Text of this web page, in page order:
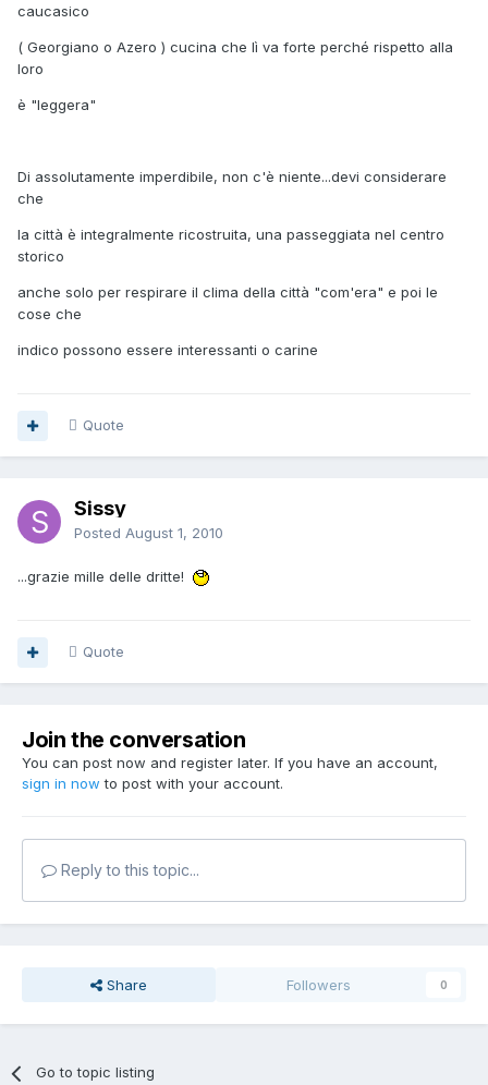
caucasico
( Georgiano o Azero ) cucina che lì va forte perché rispetto alla
loro
è "leggera"
Di assolutamente imperdibile, non c'è niente...devi considerare
che
la città è integralmente ricostruita, una passeggiata nel centro
storico
anche solo per respirare il clima della città "com'era" e poi le
cose che
indico possono essere interessanti o carine
Quote
Sissy
Posted August 1, 2010
...grazie mille delle dritte!
Quote
Join the conversation
You can post now and register later. If you have an account,
sign in now to post with your account.
Reply to this topic...
Share Followers 0
Go to topic listing